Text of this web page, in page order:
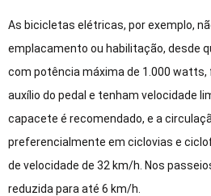
As bicicletas elétricas, por exemplo,
emplacamento ou habilitação, desde
com potência máxima de 1.000
auxílio do pedal e tenham velocidade
capacete é recomendado, e a
preferencialmente em ciclovias e
de velocidade de 32 km/h. Nos
reduzida para até 6 km/h.